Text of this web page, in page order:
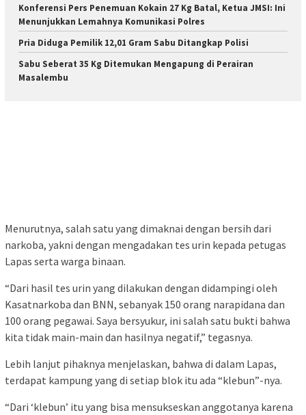
Konferensi Pers Penemuan Kokain 27 Kg Batal, Ketua JMSI: Ini
Menunjukkan Lemahnya Komunikasi Polres
Pria Diduga Pemilik 12,01 Gram Sabu Ditangkap Polisi
Sabu Seberat 35 Kg Ditemukan Mengapung di Perairan
Masalembu
Menurutnya, salah satu yang dimaknai dengan bersih dari
narkoba, yakni dengan mengadakan tes urin kepada petugas
Lapas serta warga binaan.
“Dari hasil tes urin yang dilakukan dengan didampingi oleh
Kasatnarkoba dan BNN, sebanyak 150 orang narapidana dan
100 orang pegawai. Saya bersyukur, ini salah satu bukti bahwa
kita tidak main-main dan hasilnya negatif,” tegasnya.
Lebih lanjut pihaknya menjelaskan, bahwa di dalam Lapas,
terdapat kampung yang di setiap blok itu ada “klebun”-nya.
“Dari ‘klebun’ itu yang bisa mensukseskan anggotanya karena